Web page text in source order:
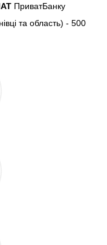
ПриватБанку
та область) - 500